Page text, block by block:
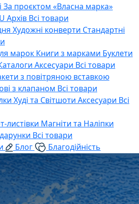
За проєктом «Власна марка»
Архів Всі товари
Художні конверти Стандартні
марок Книги з марками Буклети
Аксесуари Всі товари
з повітряною вставкою
з клапаном Всі товари
Худі та Світшоти Аксесуари Всі
листівки Магніти та Наліпки
Всі товари
Блог Благодійність